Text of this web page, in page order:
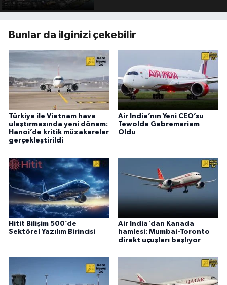
Bunlar da ilginizi çekebilir
Türkiye ile Vietnam hava
ulaştırmasında yeni dönem:
Hanoi’de kritik müzakereler
gerçekleştirildi
Air India’nın Yeni CEO’su
Tewolde Gebremariam
Oldu
Hitit Bilişim 500’de
Sektörel Yazılım Birincisi
Air India'dan Kanada
hamlesi: Mumbai-Toronto
direkt uçuşları başlıyor